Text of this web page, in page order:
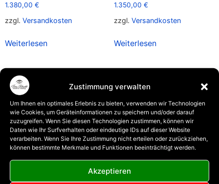
Zustimmung verwalten
Um Ihnen ein optimales Erlebnis zu bieten, verwenden wir Technologien
wie Cookies, um Geräteinformationen zu speichern und/oder darauf
zuzugreifen. Wenn Sie diesen Technologien zustimmen, können wir
Daten wie Ihr Surfverhalten oder eindeutige IDs auf dieser Website
verarbeiten. Wenn Sie Ihre Zustimmung nicht erteilen oder zurückziehen,
können bestimmte Merkmale und Funktionen beeinträchtigt werden.
Akzeptieren
1.380,00 €
zzgl. Versandkosten
Weiterlesen
1.350,00 €
zzgl. Versandkosten
Weiterlesen